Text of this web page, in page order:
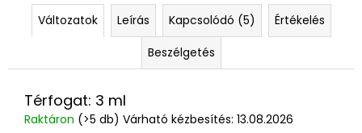
Változatok Leírás Kapcsolódó (5)
Értékelés
Beszélgetés
Térfogat: 3 ml
Raktáron (>5 db) Várható kézbesítés: 13.08.2026